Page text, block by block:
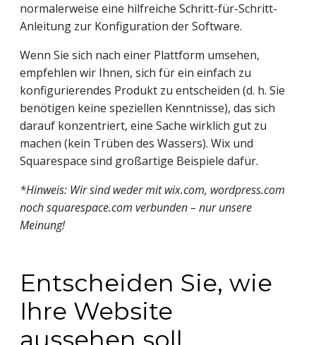
normalerweise eine hilfreiche Schritt-für-Schritt-
Anleitung zur Konfiguration der Software.
Wenn Sie sich nach einer Plattform umsehen,
empfehlen wir Ihnen, sich für ein einfach zu
konfigurierendes Produkt zu entscheiden (d. h. Sie
benötigen keine speziellen Kenntnisse), das sich
darauf konzentriert, eine Sache wirklich gut zu
machen (kein Trüben des Wassers). Wix und
Squarespace sind großartige Beispiele dafür.
*Hinweis: Wir sind weder mit wix.com, wordpress.com
noch squarespace.com verbunden – nur unsere
Meinung!
Entscheiden Sie, wie
Ihre Website